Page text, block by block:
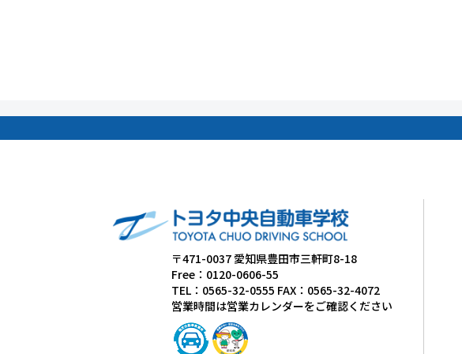
〒471-0037 愛知県豊田市三軒町8-18
Free：0120-0606-55
TEL：0565-32-0555 FAX：0565-32-4072
営業時間は営業カレンダーをご確認ください